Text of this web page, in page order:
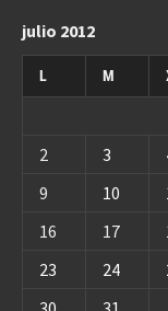
julio 2012
L M
2
3
9
10
16
17
23
24